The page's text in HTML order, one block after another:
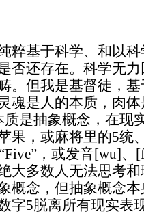
粹基于科学、和以
否还存在。科学无
。但我是基督徒，
魂是人的本质，肉
质是抽象概念，在现
果，或麻将里的5统
，或发音[wu]
大多数人无法思考
概念，但抽象概念
字5脱离所有现实表